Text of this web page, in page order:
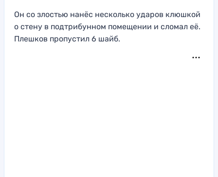
Он со злостью нанёс несколько ударов клюшкой
о стену в подтрибунном помещении и сломал её.
Плешков пропустил 6 шайб.